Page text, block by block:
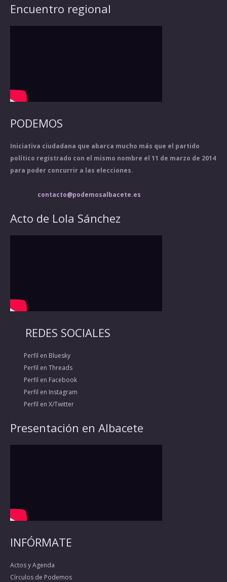
Encuentro regional
PODEMOS
Iniciativa ciudadana que abarca mucho más que el partido
político registrado con el mismo nombre el 11 de marzo de 2014
para poder concurrir a las elecciones.
contacto@podemosalbacete.es
Acto de Lola Sánchez
REDES SOCIALES
Perfil en Bluesky
Perfil en Threads
Perfil en Facebook
Perfil en Instagram
Perfil en X/Twitter
Presentación en Albacete
INFÓRMATE
Actos y Agenda
Círculos de Podemos